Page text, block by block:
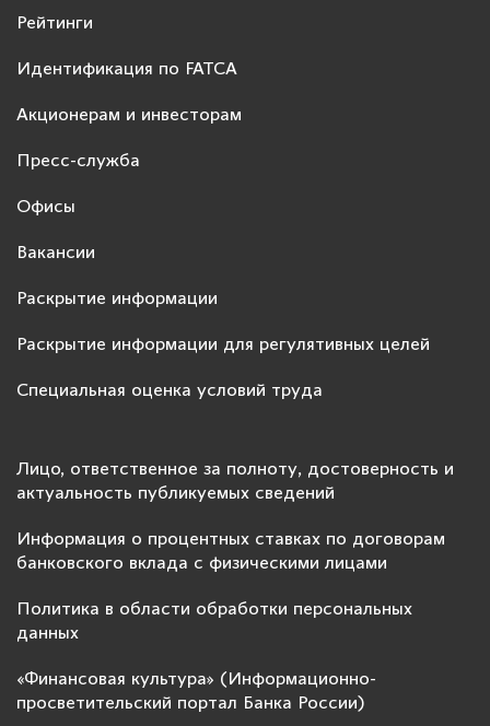
Рейтинги
Идентификация по FATCA
Акционерам и инвесторам
Пресс-служба
Офисы
Вакансии
Раскрытие информации
Раскрытие информации для регулятивных целей
Специальная оценка условий труда
Лицо, ответственное за полноту, достоверность и
актуальность публикуемых сведений
Информация о процентных ставках по договорам
банковского вклада с физическими лицами
Политика в области обработки персональных
данных
«Финансовая культура» (Информационно-
просветительский портал Банка России)